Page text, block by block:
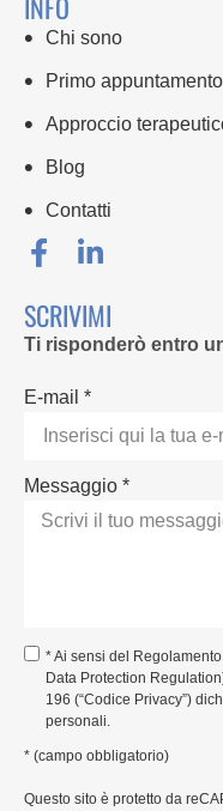
Chi sono
Primo appuntamento
Approccio
Blog
Contatti
SCRIVIMI
Ti risponderò entro
E-mail *
Messaggio *
* Ai sensi del
Data Protection
196 (“Codice Privacy”)
personali.
* (campo obbligatorio)
Questo sito è protetto da